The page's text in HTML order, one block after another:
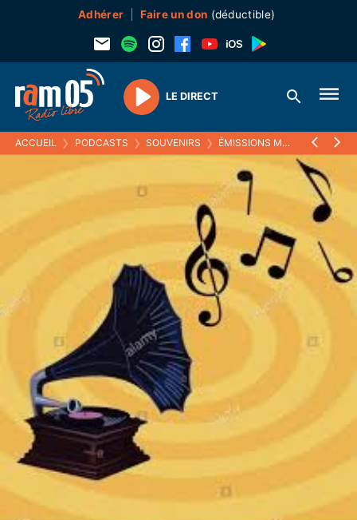
Adhérer Faire un don (déductible)
Play
LE DIRECT
ACCUEIL ❯ PODCASTS ❯ SOUVENIRS ❯ ÉMISSIONS MUSICALES (SOUVENIRS)